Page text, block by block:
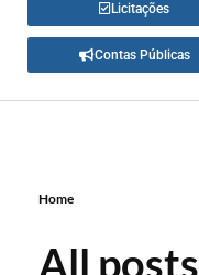
Licitações
Contas Públicas
Home
All